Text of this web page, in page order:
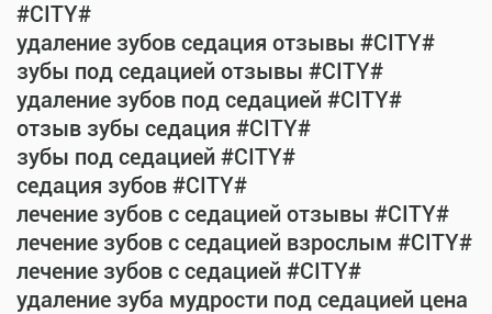
#CITY#
удаление зубов седация отзывы #CITY#
зубы под седацией отзывы #CITY#
удаление зубов под седацией #CITY#
отзыв зубы седация #CITY#
зубы под седацией #CITY#
седация зубов #CITY#
лечение зубов с седацией отзывы #CITY#
лечение зубов с седацией взрослым #CITY#
лечение зубов с седацией #CITY#
удаление зуба мудрости под седацией цена